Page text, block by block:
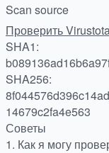
Scan source
Проверить
SHA1:
SHA256:
14679c2fa4e563
Советы
1. Как я могу